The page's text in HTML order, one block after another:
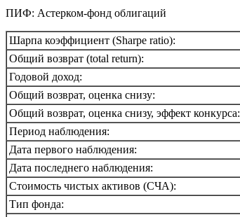
ПИФ: Астерком-фонд облигаций
Шарпа коэффициент (Sharpe ratio):
Общий возврат (total return):
Годовой доход:
Общий возврат, оценка снизу:
Общий возврат, оценка снизу, эффект конкурса:
Период наблюдения:
Дата первого наблюдения:
Дата последнего наблюдения:
Стоимость чистых активов (СЧА):
Тип фонда: